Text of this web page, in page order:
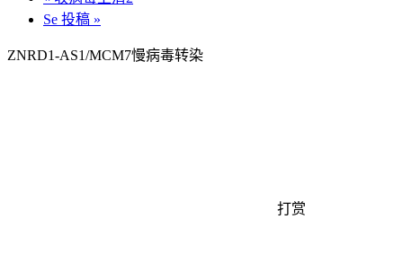
Se 投稿 »
ZNRD1-AS1/MCM7慢病毒转染
打赏